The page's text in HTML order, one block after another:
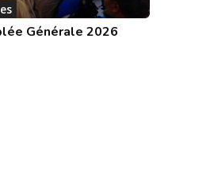
Générale 2026